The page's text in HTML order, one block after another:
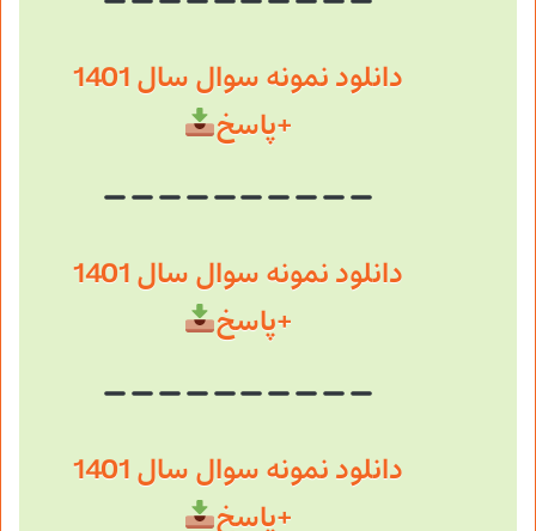
دانلود نمونه سوال سال 1401
+پاسخ
دانلود نمونه سوال سال 1401
+پاسخ
دانلود نمونه سوال سال 1401
+پاسخ